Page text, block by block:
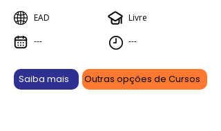
EAD
---
Livre
---
Saiba mais Outras opções de Cursos